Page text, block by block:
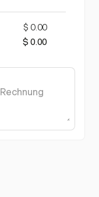
$ 0.00
$ 0.00